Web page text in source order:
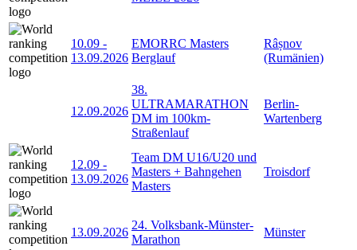
10.09 -
13.09.2026
EMORRC Masters
Berglauf
Râșnov
(Rumänien)
12.09.2026
38.
ULTRAMARATHON
DM im 100km-
Straßenlauf
Berlin-
Wartenberg
12.09 -
13.09.2026
Team DM U16/U20 und
Masters + Bahngehen
Masters
Troisdorf
13.09.2026
24. Volksbank-Münster-
Marathon
Münster